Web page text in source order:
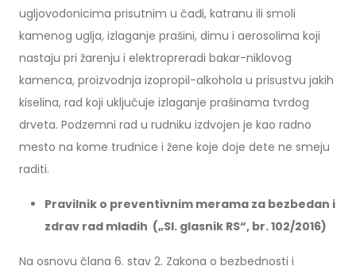
ugljovodonicima prisutnim u čađi, katranu ili smoli
kamenog uglja, izlaganje prašini, dimu i aerosolima koji
nastaju pri žarenju i elektropreradi bakar-niklovog
kamenca, proizvodnja izopropil-alkohola u prisustvu jakih
kiselina, rad koji uključuje izlaganje prašinama tvrdog
drveta. Podzemni rad u rudniku izdvojen je kao radno
mesto na kome trudnice i žene koje doje dete ne smeju
raditi.
Pravilnik o preventivnim merama za bezbedan i
zdrav rad mladih („Sl. glasnik RS“, br. 102/2016)
Na osnovu člana 6. stav 2. Zakona o bezbednosti i